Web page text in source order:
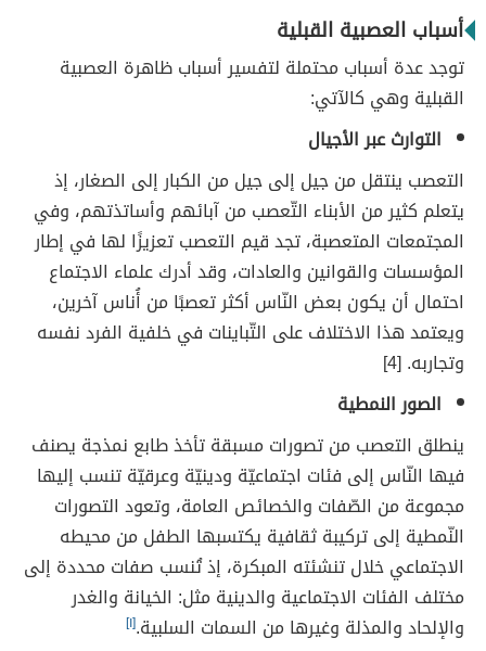
أسباب العصبية القبلية
توجد عدة أسباب محتملة لتفسير أسباب ظاهرة العصبية
القبلية وهي كالآتي:
التوارث عبر الأجيال
التعصب ينتقل من جيل إلى جيل من الكبار إلى الصغار، إذ
يتعلم كثير من الأبناء التّعصب من آبائهم وأساتذتهم، وفي
المجتمعات المتعصبة، تجد قيم التعصب تعزيزًا لها في إطار
المؤسسات والقوانين والعادات، وقد أدرك علماء الاجتماع
احتمال أن يكون بعض النّاس أكثر تعصبًا من أُناس آخرين،
ويعتمد هذا الاختلاف على التّباينات في خلفية الفرد نفسه
وتجاربه. [4]
الصور النمطية
ينطلق التعصب من تصورات مسبقة تأخذ طابع نمذجة يصنف
فيها النّاس إلى فئات اجتماعيّة ودينيّة وعرقيّة تنسب إليها
مجموعة من الصّفات والخصائص العامة، وتعود التصورات
النّمطية إلى تركيبة ثقافية يكتسبها الطفل من محيطه
الاجتماعي خلال تنشئته المبكرة، إذ تُنسب صفات محددة إلى
مختلف الفئات الاجتماعية والدينية مثل: الخيانة والغدر
والإلحاد والمذلة وغيرها من السمات السلبية.[١]